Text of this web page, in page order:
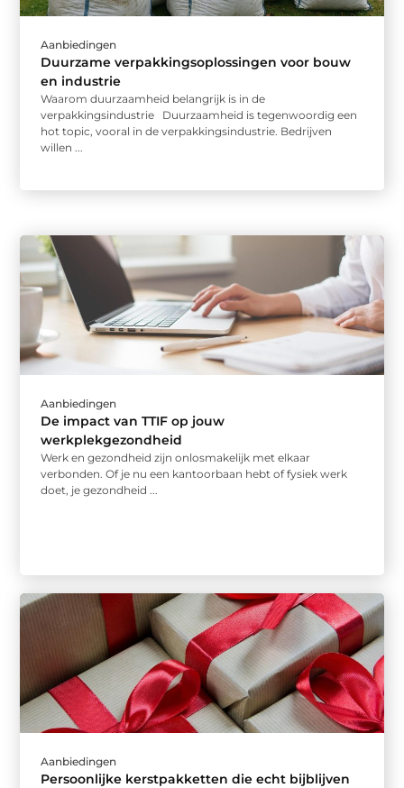
Aanbiedingen
Duurzame verpakkingsoplossingen voor bouw
en industrie
Waarom duurzaamheid belangrijk is in de
verpakkingsindustrie Duurzaamheid is tegenwoordig een
hot topic, vooral in de verpakkingsindustrie. Bedrijven
willen ...
Aanbiedingen
De impact van TTIF op jouw
werkplekgezondheid
Werk en gezondheid zijn onlosmakelijk met elkaar
verbonden. Of je nu een kantoorbaan hebt of fysiek werk
doet, je gezondheid ...
Aanbiedingen
Persoonlijke kerstpakketten die echt bijblijven